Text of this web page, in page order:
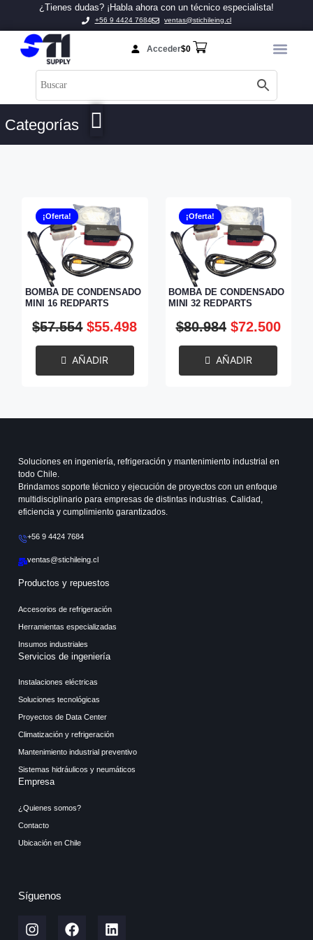
¿Tienes dudas? ¡Habla ahora con un técnico especialista!
+56 9 4424 7684 ventas@stichileing.cl
Acceder$0
Categorías
BOMBA DE CONDENSADO
MINI 16 REDPARTS
¡Oferta!
$57.554 $55.498
AÑADIR
BOMBA DE CONDENSADO
MINI 32 REDPARTS
¡Oferta!
$80.984 $72.500
AÑADIR
Soluciones en ingeniería, refrigeración y mantenimiento industrial en
todo Chile.
Brindamos soporte técnico y ejecución de proyectos con un enfoque
multidisciplinario para empresas de distintas industrias. Calidad,
eficiencia y cumplimiento garantizados.
+56 9 4424 7684
ventas@stichileing.cl
Productos y repuestos
Accesorios de refrigeración
Herramientas especializadas
Insumos industriales
Servicios de ingeniería
Instalaciones eléctricas
Soluciones tecnológicas
Proyectos de Data Center
Climatización y refrigeración
Mantenimiento industrial preventivo
Sistemas hidráulicos y neumáticos
Empresa
¿Quienes somos?
Contacto
Ubicación en Chile
Síguenos